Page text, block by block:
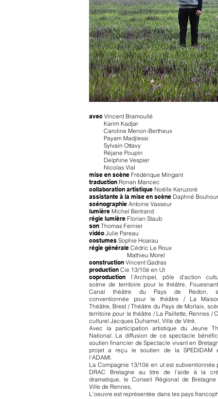
avec Vincent Bramoullé
Karim Kadjar
Caroline Menon-Bertheux
Payam Madjlessi
Sylvain Ottavy
Réjane Poupin
Delphine Vespier
Nicolas Vial
mise en scène Frédérique Mingant
traduction Ronan Mancec
collaboration artistique Noëlle Keruzoré
assistante à la mise en scène Daphné
scénographie Antoine Vasseur
lumière Michel Bertrand
régie lumière Florian Staub
son Thomas Fernier
vidéo Julie Pareau
costumes Sophie Hoarau
régie générale Cédric Le Roux
Mathieu Morel
construction Vincent Gadras
production Cie 13/10è en Ut
coproduction l’Archipel, pôle d’action
scène de territoire pour le théâtre,
Canal théâtre du Pays de Redon,
conventionnée pour le théâtre / La
Théâtre, Brest / Théâtre du Pays de Morlaix,
territoire pour le théâtre / La Paillette, Rennes /
culturel Jacques Duhamel, Ville de Vitré.
Avec la participation artistique du Jeune
National. La diffusion de ce spectacle
soutien financier de Spectacle vivant en
projet a reçu le soutien de la SPEDIDAM
l'ADAMI.
La Compagnie 13/10è en ut est subventionnée
DRAC Bretagne au titre de l’aide à la
dramatique, le Conseil Régional de
Ville de Rennes.
L’oeuvre est représentée dans les pays